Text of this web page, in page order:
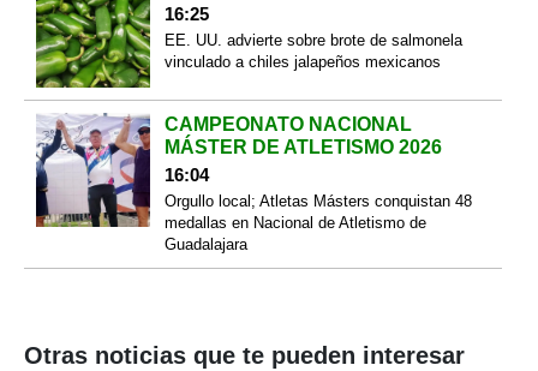
16:25
EE. UU. advierte sobre brote de salmonela
vinculado a chiles jalapeños mexicanos
CAMPEONATO NACIONAL
MÁSTER DE ATLETISMO 2026
16:04
Orgullo local; Atletas Másters conquistan 48
medallas en Nacional de Atletismo de
Guadalajara
Otras noticias que te pueden interesar